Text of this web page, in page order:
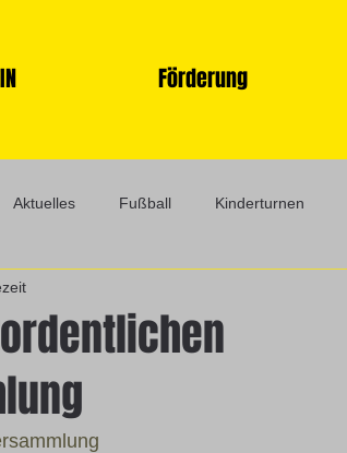
Förderung
Aktuelles Fußball Kinderturnen